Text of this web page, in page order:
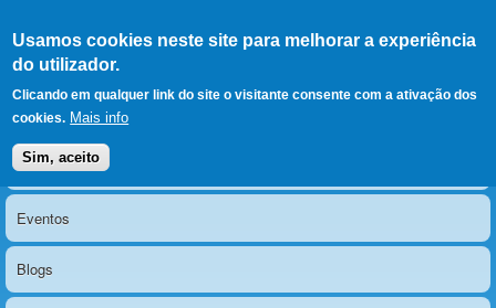
Usamos cookies neste site para melhorar a experiência
do utilizador.
Clicando em qualquer link do site o visitante consente com a ativação dos
cookies. Mais info
Sim, aceito
LERPARAVER , ir para a
página principal
O portal da visão diferente
Menu principal
Notícias
Eventos
Blogs